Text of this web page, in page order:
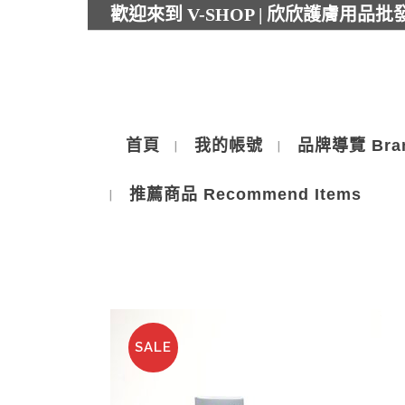
歡迎來到 V-SHOP | 欣欣護膚用品批
首頁 我的帳號 品牌導覽
推薦商品 Recommend Items
SALE